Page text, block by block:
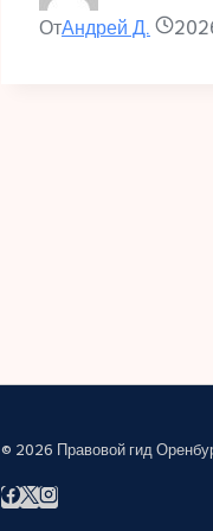
ОтАндрей Д.
© 2026 Правовой гид